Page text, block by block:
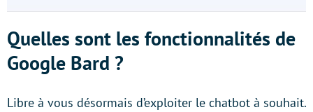
Quelles sont les fonctionnalités de
Google Bard ?
Libre à vous désormais d’exploiter le chatbot à souhait.